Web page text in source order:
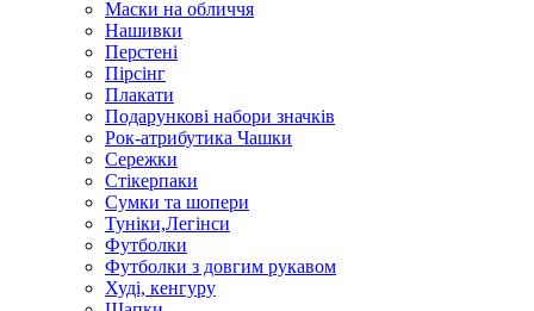
Маски на обличчя
Нашивки
Перстені
Пірсінг
Плакати
Подарункові набори значків
Рок-атрибутика Чашки
Сережки
Стікерпаки
Сумки та шопери
Туніки,Легінси
Футболки
Футболки з довгим рукавом
Худі, кенгуру